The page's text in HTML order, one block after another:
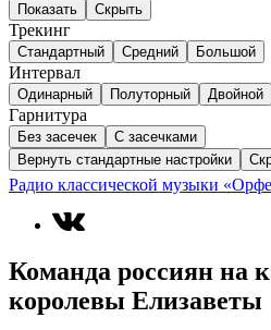
Показать Скрыть
Трекинг
Стандартный Средний Большой
Интервал
Одинарный Полуторный Двойной
Гарнитура
Без засечек
С засечками
Вернуть стандартные настройки
Радио классической музыки
Команда россиян на
королевы Елизаветы